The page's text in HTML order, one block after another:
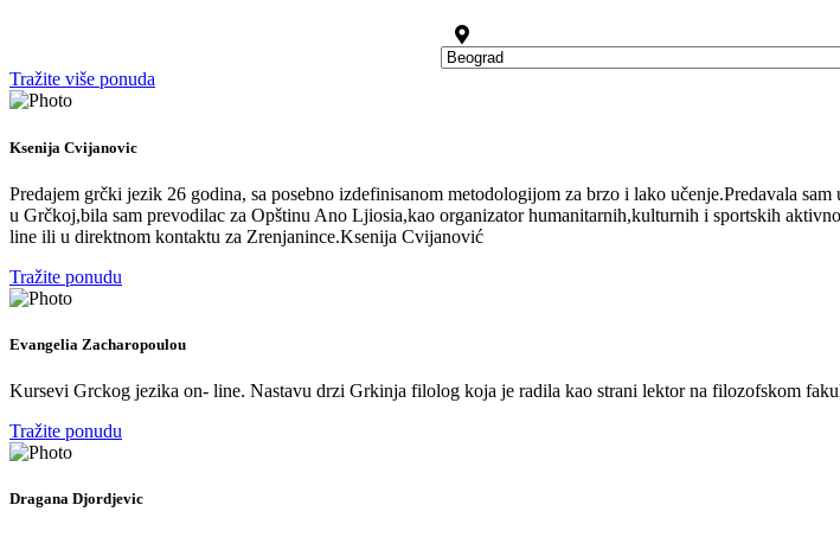
Tražite više ponuda
Ksenija Cvijanovic
Predajem grčki jezik 26 godina, sa posebno izdefinisanom metodologijom za brzo i lako učenje.Predavala
u Grčkoj,bila sam prevodilac za Opštinu Ano Ljiosia,kao organizator humanitarnih,kulturnih i sportskih
line ili u direktnom kontaktu za Zrenjanince.Ksenija Cvijanović
Tražite ponudu
Evangelia Zacharopoulou
Kursevi Grckog jezika on- line. Nastavu drzi Grkinja filolog koja je radila kao strani lektor na filozofskom
Tražite ponudu
Dragana Djordjevic